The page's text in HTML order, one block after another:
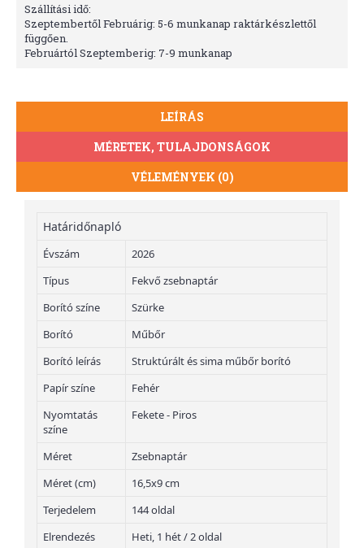
Szállítási idő:
Szeptembertől Februárig: 5-6 munkanap raktárkészlettől
függően.
Februártól Szeptemberig: 7-9 munkanap
LEÍRÁS
MÉRETEK, TULAJDONSÁGOK
VÉLEMÉNYEK (0)
Határidőnapló
Évszám
2026
Típus
Fekvő zsebnaptár
Borító színe
Szürke
Borító
Műbőr
Borító leírás
Struktúrált és sima műbőr borító
Papír színe
Fehér
Nyomtatás
színe
Fekete - Piros
Méret
Zsebnaptár
Méret (cm)
16,5x9 cm
Terjedelem
144 oldal
Elrendezés
Heti, 1 hét / 2 oldal